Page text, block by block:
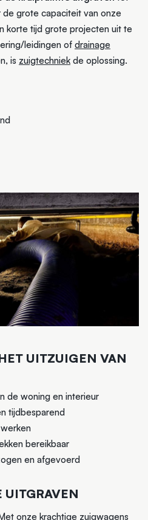
grote capaciteit van onze
korte tijd grote projecten uit te
leidingen of drainage
is zuigtechniek de oplossing.
UITZUIGEN VAN
de woning en interieur
tijdbesparend
bereikbaar
en afgevoerd
UITGRAVEN
onze krachtige zuigwagens